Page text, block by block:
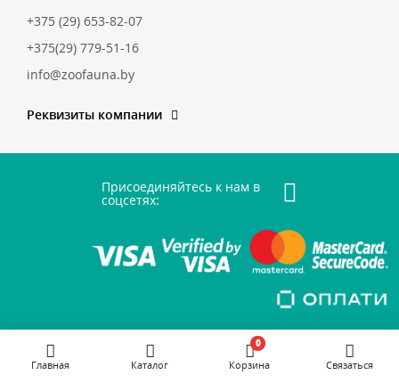
+375 (29) 653-82-07
+375(29) 779-51-16
info@zoofauna.by
Реквизиты компании
Присоединяйтесь к нам в
соцсетях:
Главная Каталог Корзина
0
Связаться